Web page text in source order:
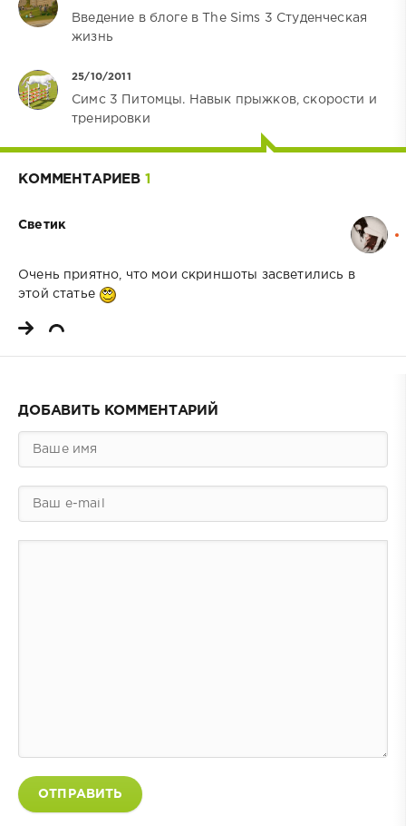
Введение в блоге в The Sims 3 Студенческая
жизнь
25/10/2011
Симс 3 Питомцы. Навык прыжков, скорости и
тренировки
КОММЕНТАРИЕВ 1
Светик
Очень приятно, что мои скриншоты засветились в
этой статье
ДОБАВИТЬ КОММЕНТАРИЙ
ОТПРАВИТЬ